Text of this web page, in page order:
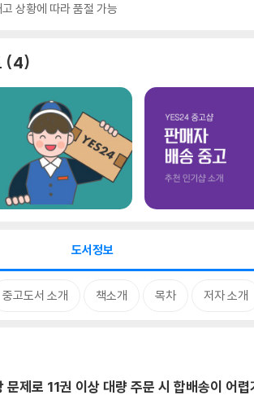
상황에 따라 품절 가능
4
도서정보
중고도서 소개 책소개 목차 저자 소개
문제로 11권 이상 대량 주문 시 합배송이 어